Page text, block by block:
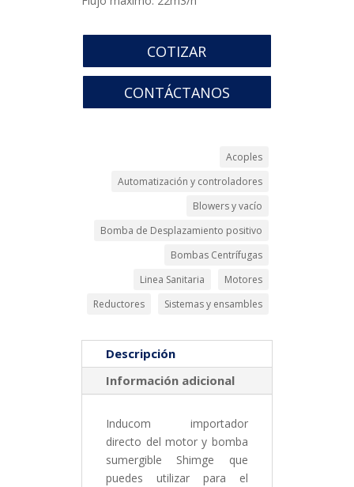
COTIZAR
CONTÁCTANOS
Acoples
Automatización y controladores
Blowers y vacío
Bomba de Desplazamiento positivo
Bombas Centrífugas
Linea Sanitaria
Motores
Reductores
Sistemas y ensambles
Descripción
Información adicional
Inducom importador
directo del motor y bomba
sumergible Shimge que
puedes utilizar para el